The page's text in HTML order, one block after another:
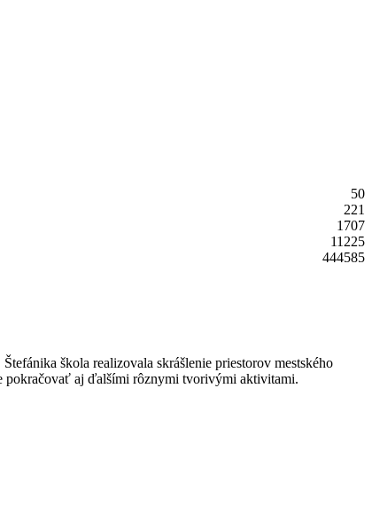
50
221
1707
11225
444585
škola realizovala skrášlenie priestorov mestského
pokračovať aj ďalšími rôznymi tvorivými aktivitami.